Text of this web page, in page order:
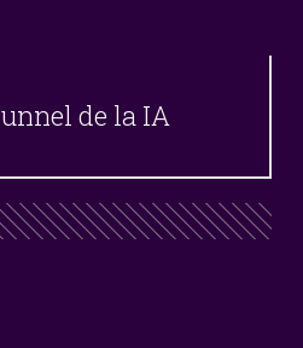
de la IA